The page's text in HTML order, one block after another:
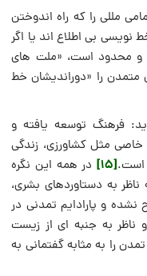
مللی را که راه اندوختن
نویسی بی اطلاع اند یا اگر
و محدود است، «ملت های
متمدن را «دوراندیشان خط
فرهنگ توسعه یافته و
مثل کشاورزی، زندگی
است.[15]
در همه این نگره
به دستاوردهای بشری،
نشده و پارادایم تمدنی در
ناظر به جنبه ای از زیست
را به مثابه گفتمانی به